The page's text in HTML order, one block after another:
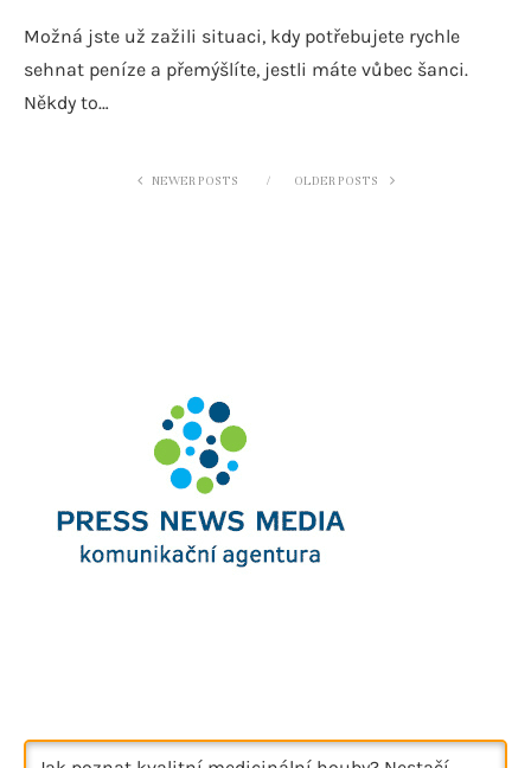
Možná jste už zažili situaci, kdy potřebujete rychle
sehnat peníze a přemýšlíte, jestli máte vůbec šanci.
Někdy to…
NEWER POSTS OLDER POSTS